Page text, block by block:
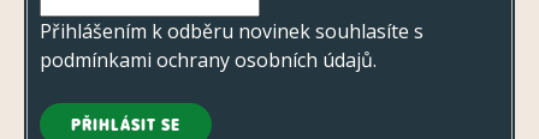
Přihlášením k odběru novinek souhlasíte s
podmínkami ochrany osobních údajů.
PŘIHLÁSIT SE